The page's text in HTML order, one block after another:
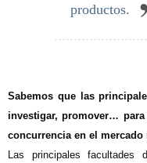
productos.
Sabemos que las
investigar, promover…
concurrencia en el
Las principales facultades